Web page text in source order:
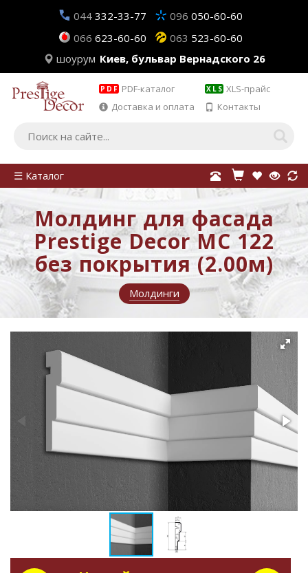
044 332-33-77 096 050-60-60
066 623-60-60 063 523-60-60
шоурум Киев, бульвар Вернадского 26
PDF PDF-каталог XLS XLS-прайс
Доставка и оплата
Контакты
☰ Каталог
Молдинг для фасада
Prestige Decor MC 122
без покрытия (2.00м)
Молдинги